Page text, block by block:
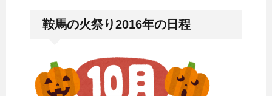
鞍馬の火祭り2016年の日程